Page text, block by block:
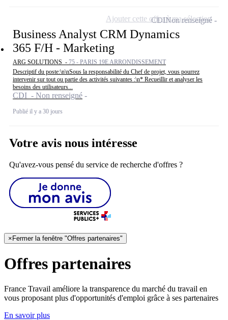
Business Analyst CRM Dynamics
365 F/H - Marketing
ARG SOLUTIONS - 75 - PARIS 19E ARRONDISSEMENT
Descriptif du poste:\n\nSous la responsabilité du Chef de projet, vous pourrez
intervenir sur tout ou partie des activités suivantes :\n* Recueillir et analyser les
besoins des utilisateurs...
CDI - Non renseigné
Publié il y a 30 jours
CDINon renseigné
Ajouter cette offre à ma sélection
Votre avis nous intéresse
Qu'avez-vous pensé du service de recherche d'offres ?
×Fermer la fenêtre "Offres partenaires"
Offres partenaires
France Travail améliore la transparence du marché du travail en
vous proposant plus d'opportunités d'emploi grâce à ses partenaires
En savoir plus